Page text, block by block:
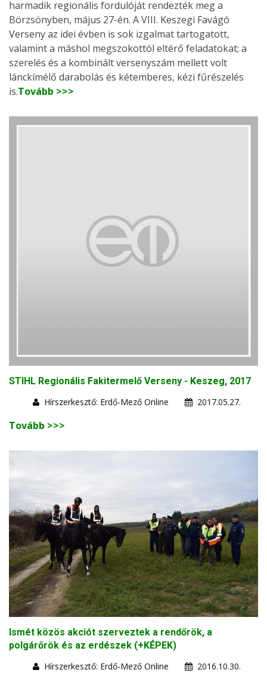
harmadik regionális fordulóját rendezték meg a
Börzsönyben, május 27-én. A VIII. Keszegi Favágó
Verseny az idei évben is sok izgalmat tartogatott,
valamint a máshol megszokottól eltérő feladatokat; a
szerelés és a kombinált versenyszám mellett volt
lánckímélő darabolás és kétemberes, kézi fűrészelés
is.Tovább >>>
STIHL Regionális Fakitermelő Verseny - Keszeg, 2017
Hírszerkesztő: Erdő-Mező Online
2017.05.27.
Tovább >>>
Ismét közös akciót szerveztek a rendőrök, a
polgárőrök és az erdészek (+KÉPEK)
Hírszerkesztő: Erdő-Mező Online
2016.10.30.